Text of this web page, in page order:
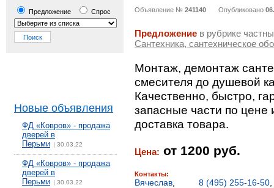
Предложение Спрос
Новые объявления
ФД «Ковров» - продажа
дверей в
Перьми
30.03.22
ФД «Ковров» - продажа
дверей в
Перьми
30.03.22
Объявление № 241140 Опубликовано
Предложение в рубрике
Сантехника, сантехническое
Монтаж, демонтаж
смесителя до душевой
Качественно, быстро,
запасные части по цене
доставка товара.
Цена: от 1200 руб.
Контакты:
Вячеслав 8 (495) 255-16-50